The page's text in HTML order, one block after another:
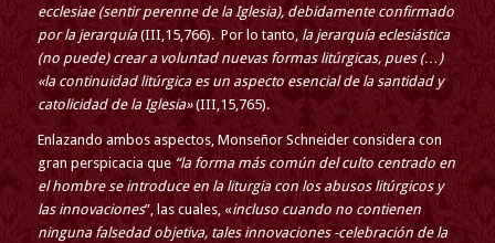
ecclesiae (sentir perenne de la Iglesia), debidamente confirmado
por la jerarquía(III,15,766). Por lo tanto, la jerarquía eclesiástica
(no puede) crear a voluntad nuevas formas litúrgicas,pues (…)
«la continuidad litúrgica es un aspecto esencial de la santidad y
catolicidad de la Iglesia»(III,15,765).
Enlazando ambos aspectos, Monseñor Schneider considera con
gran perspicacia que “la forma más común del culto centrado en
el hombre se introduce en la liturgia con los abusos litúrgicos y
las innovaciones”, las cuales, «incluso cuando no contienen
ninguna falsedad objetiva, tales innovaciones -celebración de la